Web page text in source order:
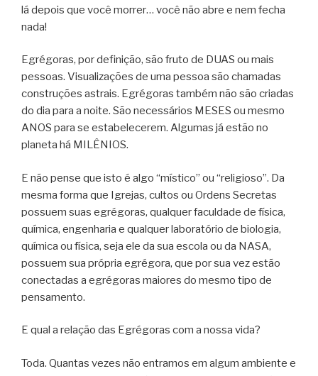
lá depois que você morrer… você não abre e nem fecha
nada!
Egrégoras, por definição, são fruto de DUAS ou mais
pessoas. Visualizações de uma pessoa são chamadas
construções astrais. Egrégoras também não são criadas
do dia para a noite. São necessários MESES ou mesmo
ANOS para se estabelecerem. Algumas já estão no
planeta há MILÊNIOS.
E não pense que isto é algo “místico” ou “religioso”. Da
mesma forma que Igrejas, cultos ou Ordens Secretas
possuem suas egrégoras, qualquer faculdade de física,
química, engenharia e qualquer laboratório de biologia,
química ou física, seja ele da sua escola ou da NASA,
possuem sua própria egrégora, que por sua vez estão
conectadas a egrégoras maiores do mesmo tipo de
pensamento.
E qual a relação das Egrégoras com a nossa vida?
Toda. Quantas vezes não entramos em algum ambiente e